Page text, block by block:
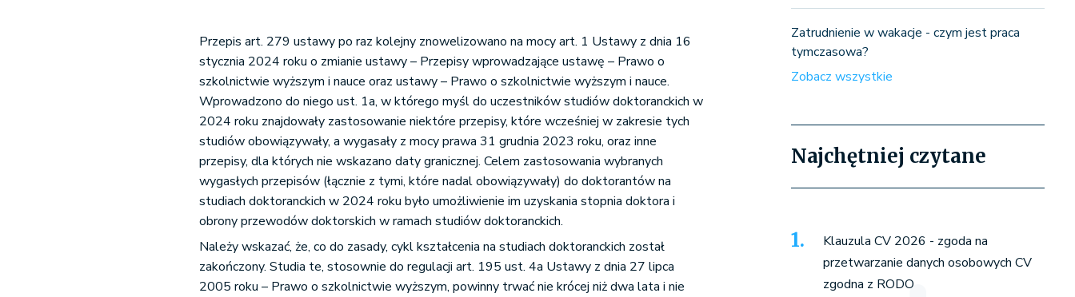
Przepis art. 279 ustawy po raz kolejny znowelizowano na mocy art. 1 Ustawy z dnia 16
stycznia 2024 roku o zmianie ustawy – Przepisy wprowadzające ustawę – Prawo o
szkolnictwie wyższym i nauce oraz ustawy – Prawo o szkolnictwie wyższym i nauce.
Wprowadzono do niego ust. 1a, w którego myśl do uczestników studiów doktoranckich w
2024 roku znajdowały zastosowanie niektóre przepisy, które wcześniej w zakresie tych
studiów obowiązywały, a wygasały z mocy prawa 31 grudnia 2023 roku, oraz inne
przepisy, dla których nie wskazano daty granicznej. Celem zastosowania wybranych
wygasłych przepisów (łącznie z tymi, które nadal obowiązywały) do doktorantów na
studiach doktoranckich w 2024 roku było umożliwienie im uzyskania stopnia doktora i
obrony przewodów doktorskich w ramach studiów doktoranckich.
Należy wskazać, że, co do zasady, cykl kształcenia na studiach doktoranckich został
zakończony. Studia te, stosownie do regulacji art. 195 ust. 4a Ustawy z dnia 27 lipca
2005 roku – Prawo o szkolnictwie wyższym, powinny trwać nie krócej niż dwa lata i nie
Zatrudnienie w wakacje - czym jest praca
tymczasowa?
Zobacz wszystkie
Najchętniej czytane
Klauzula CV 2026 - zgoda na
przetwarzanie danych osobowych CV
zgodna z RODO